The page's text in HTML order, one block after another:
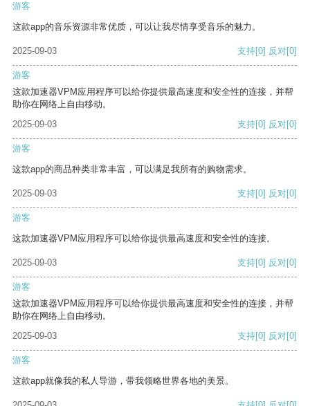
游客
这款app的音乐资源非常优质，可以让我尽情享受音乐的魅力。
2025-09-03 支持[0] 反对[0]
游客
这款加速器VPM应用程序可以给你提供最高速度和安全性的连接，并帮
助你在网络上自由移动。
2025-09-03
支持[0] 反对[0]
游客
这款app的商品种类非常丰富，可以满足我所有的购物需求。
2025-09-03 支持[0] 反对[0]
游客
这款加速器VPM应用程序可以给你提供最高速度和安全性的连接。
2025-09-03 支持[0] 反对[0]
游客
这款加速器VPM应用程序可以给你提供最高速度和安全性的连接，并帮
助你在网络上自由移动。
2025-09-03
支持[0] 反对[0]
游客
这款app就像我的私人导游，带我领略世界各地的美景。